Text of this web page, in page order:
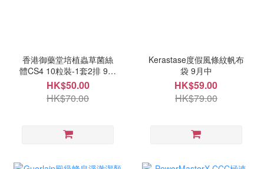
香港御藥堂培植蟲草菌絲
體CS4 10粒裝-1套2排 9月
中
HK$50.00
HK$70.00
Kerastase度假風條紋帆布
袋 9月中
HK$59.00
HK$79.00